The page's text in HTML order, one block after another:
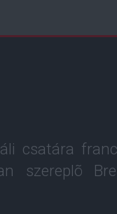
csatára
szereplõ